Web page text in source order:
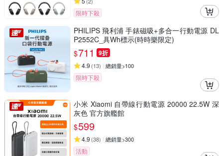
限時下殺
PHILIPS 飛利浦 手錶磁吸+多合一行動電源 DL
P2552C_具Wh標示(時時樂限定)
$711 9折
4.9 (13) 總銷量>100
限時下殺
小米 Xiaomi 自帶線行動電源 20000 22.5W 深
灰色 官方旗艦館
$599
4.9 (38) 總銷量>300
活動